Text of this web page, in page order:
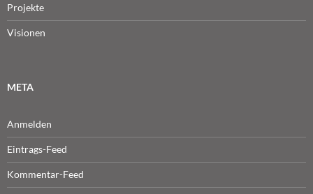
Projekte
Visionen
META
Anmelden
Eintrags-Feed
Kommentar-Feed